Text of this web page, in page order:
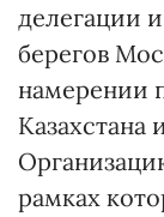
делегации
берегов
намерении
Казахстана
рамках